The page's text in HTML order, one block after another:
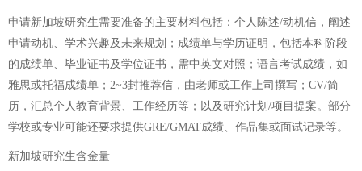
申请新加坡研究生需要准备的主要材料包括：个人陈述/动机信，阐述
申请动机、学术兴趣及未来规划；成绩单与学历证明，包括本科阶段
的成绩单、毕业证书及学位证书，需中英文对照；语言考试成绩，如
雅思或托福成绩单；2~3封推荐信，由老师或工作上司撰写；CV/简
历，汇总个人教育背景、工作经历等；以及研究计划/项目提案。部分
学校或专业可能还要求提供GRE/GMAT成绩、作品集或面试记录等。
新加坡研究生含金量